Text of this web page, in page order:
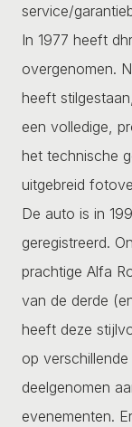
service/
In 1977 heeft
overgenomen.
heeft
een volledige,
het technische
uitgebreid
De auto is in
geregistreerd.
prachtige Alfa
van de derde
heeft deze
op
deelgenomen
evenementen.